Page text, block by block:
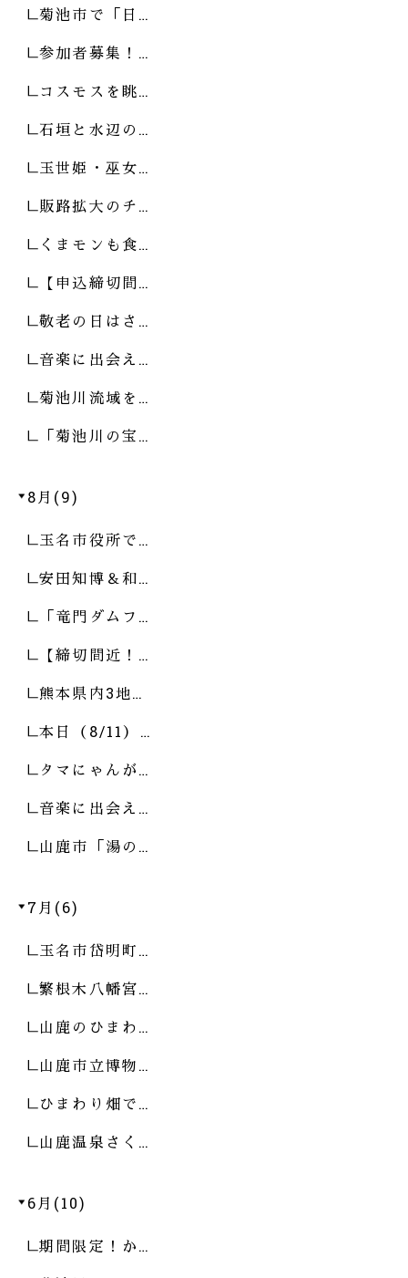
菊池市で「日…
参加者募集！…
コスモスを眺…
石垣と水辺の…
玉世姫・巫女…
販路拡大のチ…
くまモンも食…
【申込締切間…
敬老の日はさ…
音楽に出会え…
菊池川流域を…
「菊池川の宝…
8月(9)
玉名市役所で…
安田知博＆和…
「竜門ダムフ…
【締切間近！…
熊本県内3地…
本日（8/11）…
タマにゃんが…
音楽に出会え…
山鹿市「湯の…
7月(6)
玉名市岱明町…
繁根木八幡宮…
山鹿のひまわ…
山鹿市立博物…
ひまわり畑で…
山鹿温泉さく…
6月(10)
期間限定！か…